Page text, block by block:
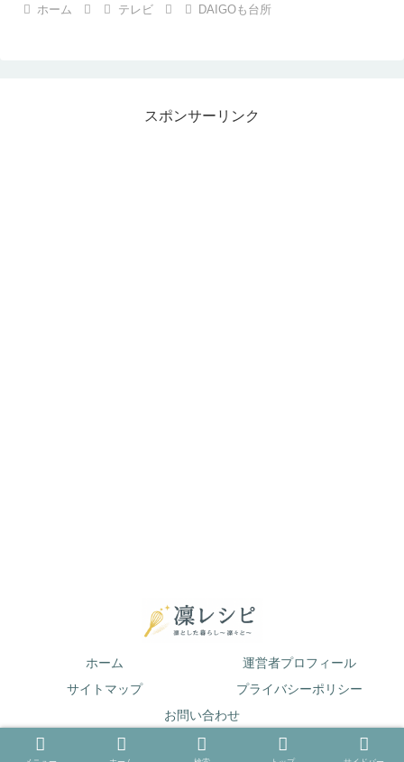
ホーム テレビ DAIGOも台所
スポンサーリンク
ホーム
運営者プロフィール
サイトマップ
プライバシーポリシー
お問い合わせ
© 2019 凛とした暮らし〜凛々と〜.